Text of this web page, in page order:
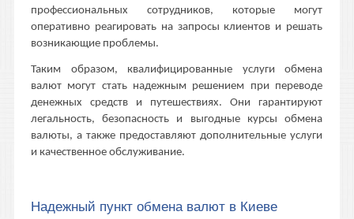
профессиональных сотрудников, которые могут
оперативно реагировать на запросы клиентов и решать
возникающие проблемы.
Таким образом, квалифицированные услуги обмена
валют могут стать надежным решением при переводе
денежных средств и путешествиях. Они гарантируют
легальность, безопасность и выгодные курсы обмена
валюты, а также предоставляют дополнительные услуги
и качественное обслуживание.
Надежный пункт обмена валют в Киеве